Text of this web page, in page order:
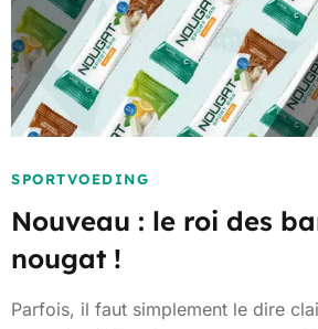
SPORTVOEDING
Nouveau : le roi des
nougat !
Parfois, il faut simplement le dire